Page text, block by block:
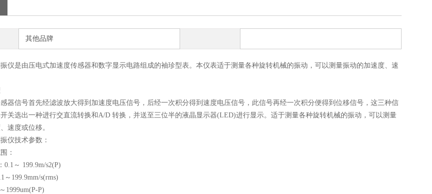
其他品牌
是由压电式加速度传感器和数字显示电路组成的袖珍型表。本仪表适于测量各种旋转机械的振动，可以测量振动的加速度、速
信号首先经滤波放大得到加速度电压信号，后经一次积分得到速度电压信号，此信号再经一次积分便得到位移信号，这三种信
关选出一种进行交直流转换和A/D 转换，并送至三位半的液晶显示器(LED)进行显示。适于测量各种旋转机械的振动，可以测量
速度或位移。
技术参数：
：
～ 199.9m/s2(P)
199.9mm/s(rms)
P)